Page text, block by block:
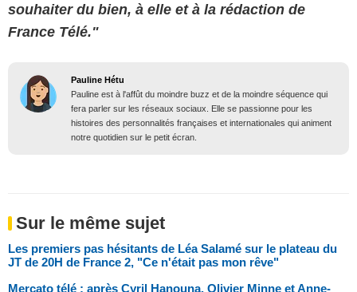
souhaiter du bien, à elle et à la rédaction de
France Télé."
Pauline Hétu
Pauline est à l'affût du moindre buzz et de la moindre séquence qui
fera parler sur les réseaux sociaux. Elle se passionne pour les
histoires des personnalités françaises et internationales qui animent
notre quotidien sur le petit écran.
Sur le même sujet
Les premiers pas hésitants de Léa Salamé sur le plateau du
JT de 20H de France 2, "Ce n'était pas mon rêve"
Mercato télé : après Cyril Hanouna, Olivier Minne et Anne-